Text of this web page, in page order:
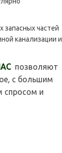
частей
канализации и
позволяют
с большим
спросом и